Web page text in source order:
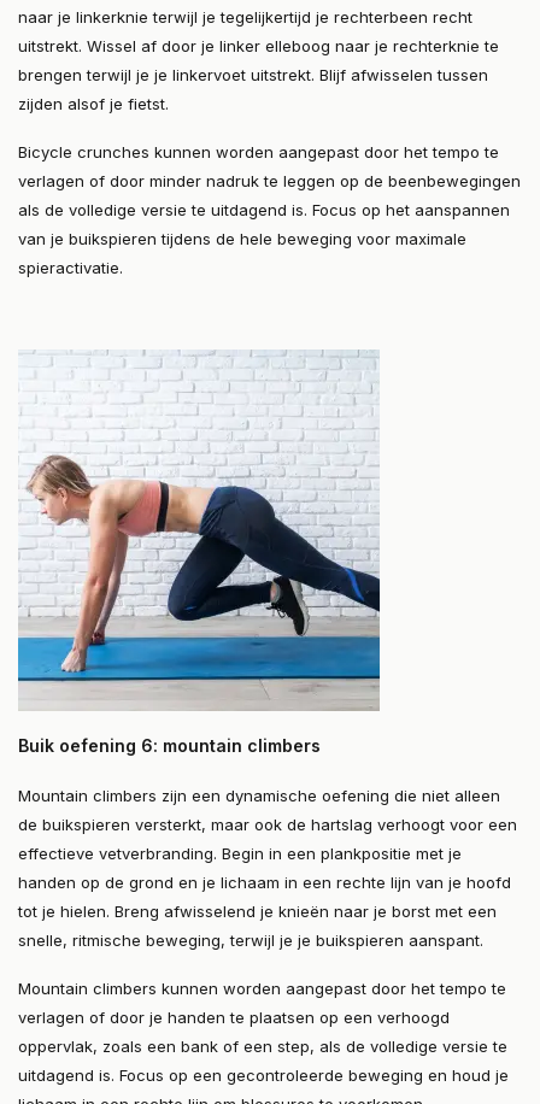
naar je linkerknie terwijl je tegelijkertijd je rechterbeen recht
uitstrekt. Wissel af door je linker elleboog naar je rechterknie te
brengen terwijl je je linkervoet uitstrekt. Blijf afwisselen tussen
zijden alsof je fietst.
Bicycle crunches kunnen worden aangepast door het tempo te
verlagen of door minder nadruk te leggen op de beenbewegingen
als de volledige versie te uitdagend is. Focus op het aanspannen
van je buikspieren tijdens de hele beweging voor maximale
spieractivatie.
Buik oefening 6: mountain climbers
Mountain climbers zijn een dynamische oefening die niet alleen
de buikspieren versterkt, maar ook de hartslag verhoogt voor een
effectieve vetverbranding. Begin in een plankpositie met je
handen op de grond en je lichaam in een rechte lijn van je hoofd
tot je hielen. Breng afwisselend je knieën naar je borst met een
snelle, ritmische beweging, terwijl je je buikspieren aanspant.
Mountain climbers kunnen worden aangepast door het tempo te
verlagen of door je handen te plaatsen op een verhoogd
oppervlak, zoals een bank of een step, als de volledige versie te
uitdagend is. Focus op een gecontroleerde beweging en houd je